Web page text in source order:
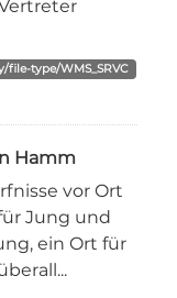
file-type/WMS_SRVC
Hamm
vor Ort
Jung und
ein Ort für